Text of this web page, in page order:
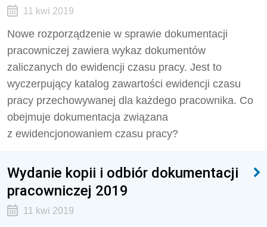
11 kwi 2019
Nowe rozporządzenie w sprawie dokumentacji
pracowniczej zawiera wykaz dokumentów
zaliczanych do ewidencji czasu pracy. Jest to
wyczerpujący katalog zawartości ewidencji czasu
pracy przechowywanej dla każdego pracownika. Co
obejmuje dokumentacja związana
z ewidencjonowaniem czasu pracy?
Wydanie kopii i odbiór dokumentacji
pracowniczej 2019
11 kwi 2019